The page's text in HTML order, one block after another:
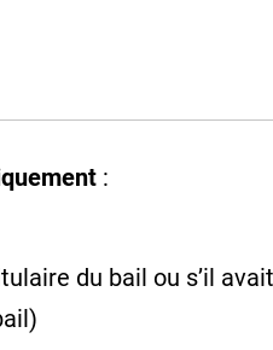
:
du bail ou s’il